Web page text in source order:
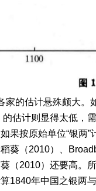
家的估计悬殊颇大。
估计则显得太低，
果按原始单位“银两
葵（2010）、
（2010）还要高。
1840年中国之银两